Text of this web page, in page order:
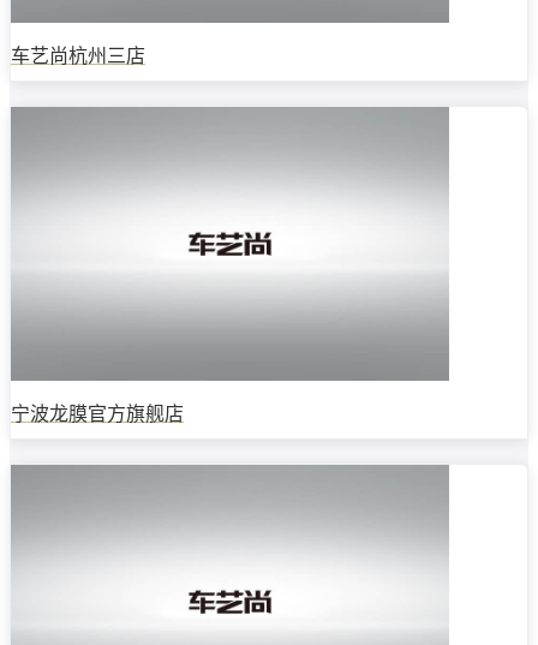
车艺尚杭州三店
宁波龙膜官方旗舰店